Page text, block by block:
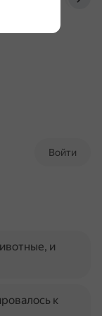
Войти
и
к